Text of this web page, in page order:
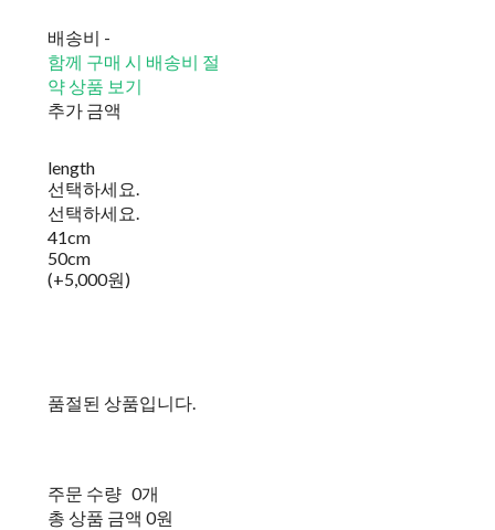
배송비 -
함께 구매 시 배송비 절
약 상품 보기
추가 금액
length
선택하세요.
선택하세요.
41cm
50cm
(+5,000원)
품절된 상품입니다.
주문 수량 0개
총 상품 금액 0원